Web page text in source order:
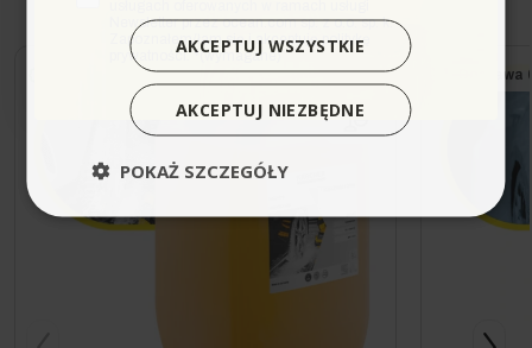
Wysyłka do 24h Dostawa
AKCEPTUJ WSZYSTKIE
AKCEPTUJ NIEZBĘDNE
POKAŻ SZCZEGÓŁY
Newsletter przez ocean.com sp. z o.o. sp. k.
Zapoznałem/łam się i akceptuję politykę
prywatności. *(wymagane)